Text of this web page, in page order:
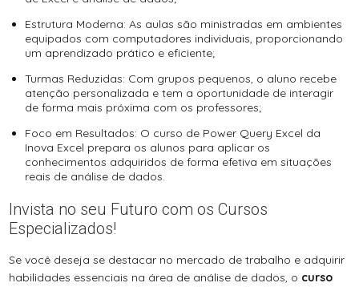
Estrutura Moderna: As aulas são ministradas em ambientes
equipados com computadores individuais, proporcionando
um aprendizado prático e eficiente;
Turmas Reduzidas: Com grupos pequenos, o aluno recebe
atenção personalizada e tem a oportunidade de interagir
de forma mais próxima com os professores;
Foco em Resultados: O curso de Power Query Excel da
Inova Excel prepara os alunos para aplicar os
conhecimentos adquiridos de forma efetiva em situações
reais de análise de dados.
Invista no seu Futuro com os Cursos
Especializados!
Se você deseja se destacar no mercado de trabalho e adquirir
habilidades essenciais na área de análise de dados, o curso